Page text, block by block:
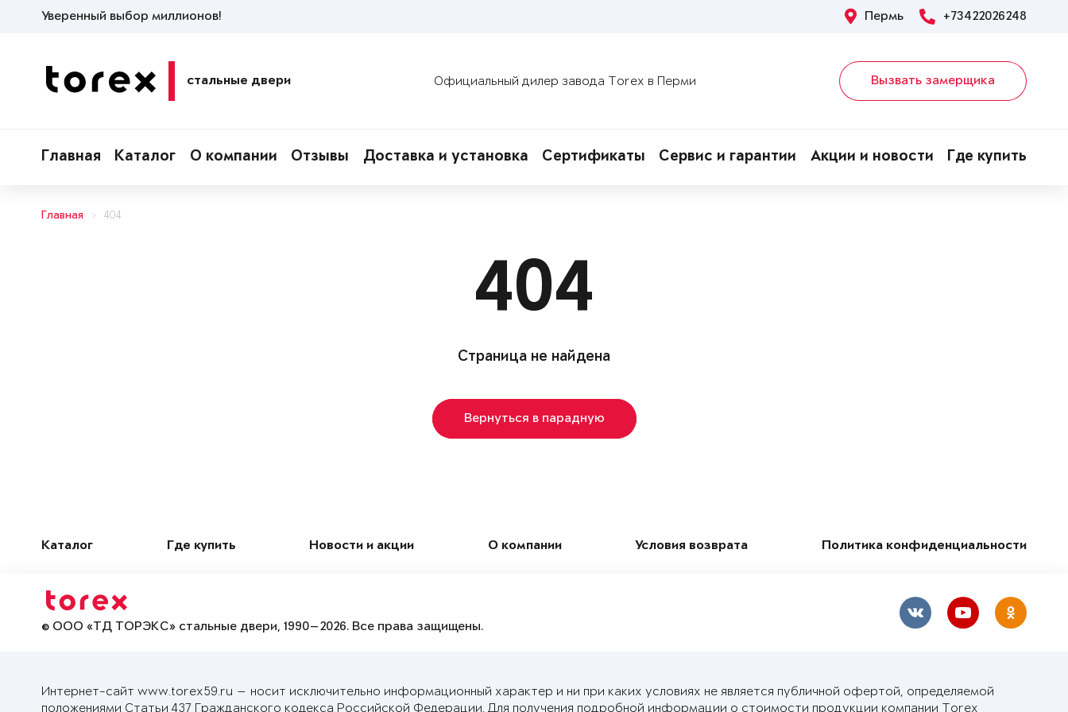
Уверенный выбор миллионов! Пермь +73422026248
стальные двери Официальный дилер завода Torex в Перми Вызвать замерщика
Главная Каталог О компании Отзывы Доставка и установка Сертификаты Сервис и гарантии Акции и новости Где купить
Главная 404
404
Страница не найдена
Вернуться в парадную
Каталог Где купить Новости и акции О компании Условия возврата Политика конфиденциальности
© ООО «ТД ТОРЭКС» стальные двери, 1990—2026. Все права защищены.
Интернет-сайт www.torex59.ru — носит исключительно информационный характер и ни при каких условиях не является публичной офертой, определяемой
положениями Статьи 437 Гражданского кодекса Российской Федерации. Для получения подробной информации о стоимости продукции компании Torex